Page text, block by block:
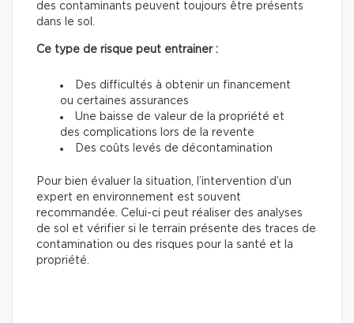
des contaminants peuvent toujours être présents
dans le sol.
Ce type de risque peut entrainer :
Des difficultés à obtenir un financement
ou certaines assurances
Une baisse de valeur de la propriété et
des complications lors de la revente
Des coûts levés de décontamination
Pour bien évaluer la situation, l’intervention d’un
expert en environnement est souvent
recommandée. Celui-ci peut réaliser des analyses
de sol et vérifier si le terrain présente des traces de
contamination ou des risques pour la santé et la
propriété.